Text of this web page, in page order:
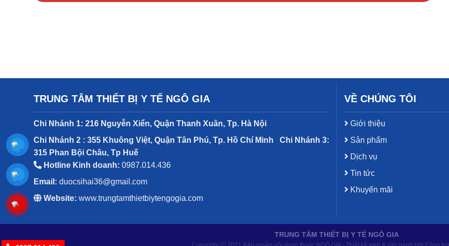
TRUNG TÂM THIẾT BỊ Y TẾ NGÔ GIA
Chi Nhánh 1: 216 Nguyễn Xiển, Quận Thanh Xuân, Tp. Hà Nội
Chi Nhánh 2 : 355 Khuông Việt, Quận Tân Phú, Tp. Hồ Chí Minh
Chi Nhánh 3:
315 Phan Bội Châu, Tp Huế
Hotline Kinh doanh: 0987.014.436
Email: duocsihai36@gmail.com
Website: www.trungtamthietbiytengogia.com
VỀ CHÚNG TÔI
Giới thiệu
Sản phẩm
Dịch vụ
Tin tức
Khuyến mãi
TRUNG TÂM THIẾT BỊ Y TẾ NGÔ GIA